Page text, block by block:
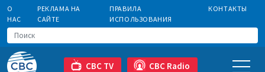
О
НАС
РЕКЛАМА НА
САЙТЕ
ПРАВИЛА
ИСПОЛЬЗОВАНИЯ
КОНТАКТЫ
CBC TV CBC Radio